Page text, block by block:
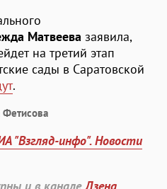
Матвеева заявила,
на третий этап
сады в Саратовской
.
Фетисова
"Взгляд-инфо". Новости
и в каналеДзена